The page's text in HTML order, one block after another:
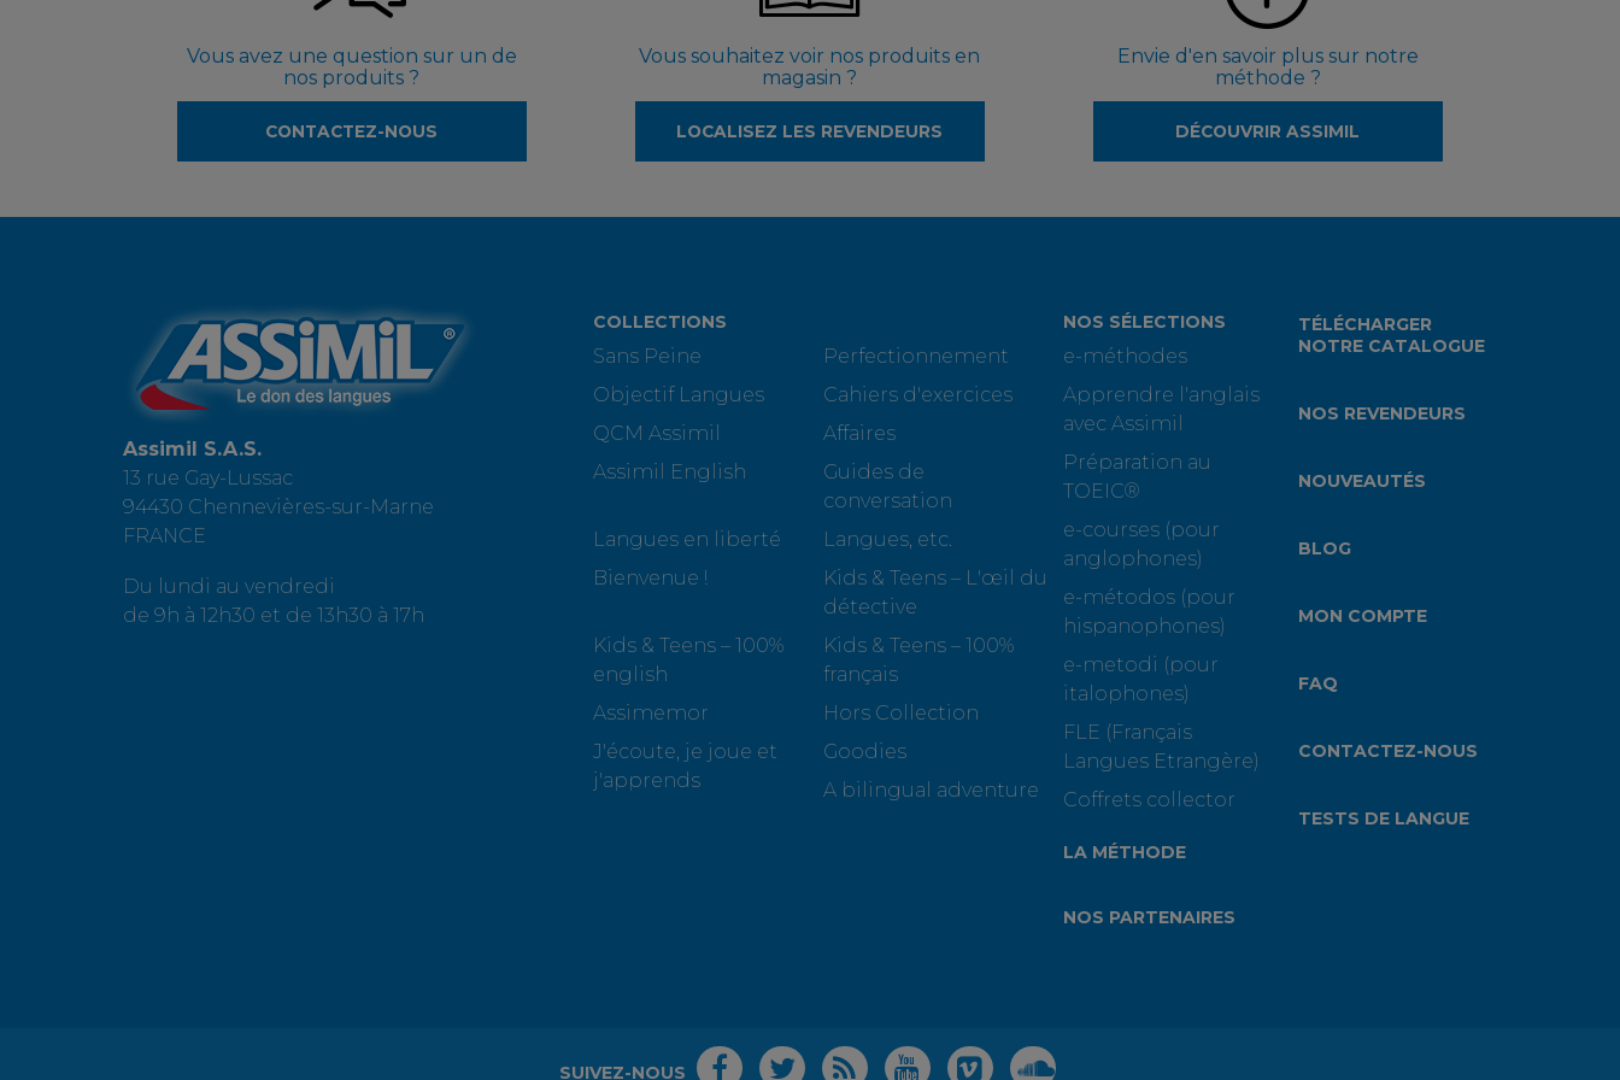
Vous avez une question sur un de
nos produits ?
CONTACTEZ-NOUS
Vous souhaitez voir nos produits en
magasin ?
LOCALISEZ LES REVENDEURS
Envie d'en savoir plus sur notre
méthode ?
DÉCOUVRIR ASSIMIL
Assimil S.A.S.
13 rue Gay-Lussac
94430 Chennevières-sur-Marne
FRANCE
Du lundi au vendredi
de 9h à 12h30 et de 13h30 à 17h
COLLECTIONS
Sans Peine
Perfectionnement
Objectif Langues
Cahiers d'exercices
QCM Assimil
Affaires
Assimil English
Guides de
conversation
Langues en liberté
Langues, etc.
Bienvenue !
Kids & Teens – L'œil du
détective
Kids & Teens – 100%
english
Kids & Teens – 100%
français
Assimemor
Hors Collection
J'écoute, je joue et
j'apprends
Goodies
A bilingual adventure
NOS SÉLECTIONS
e-méthodes
Apprendre l'anglais
avec Assimil
Préparation au
TOEIC®
e-courses (pour
anglophones)
e-métodos (pour
hispanophones)
e-metodi (pour
italophones)
FLE (Français
Langues Etrangère)
Coffrets collector
LA MÉTHODE
NOS PARTENAIRES
TÉLÉCHARGER
NOTRE CATALOGUE
NOS REVENDEURS
NOUVEAUTÉS
BLOG
MON COMPTE
FAQ
CONTACTEZ-NOUS
TESTS DE LANGUE
SUIVEZ-NOUS